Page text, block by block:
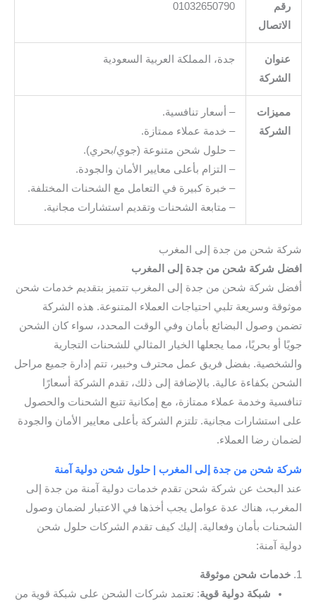
رقم
الاتصال
01032650790
عنوان
الشركة
جدة، المملكة العربية السعودية
مميزات
الشركة
– أسعار تنافسية.
– خدمة عملاء ممتازة.
– حلول شحن متنوعة (جوي/بحري).
– التزام بأعلى معايير الأمان والجودة.
– خبرة كبيرة في التعامل مع الشحنات المختلفة.
– متابعة الشحنات وتقديم استشارات مجانية.
شركة شحن من جدة إلى المغرب
افضل شركة شحن من جدة إلى المغرب
أفضل شركة شحن من جدة إلى المغرب تتميز بتقديم خدمات شحن
موثوقة وسريعة تلبي احتياجات العملاء المتنوعة. هذه الشركة
تضمن وصول البضائع بأمان وفي الوقت المحدد، سواء كان الشحن
جويًا أو بحريًا، مما يجعلها الخيار المثالي للشحنات التجارية
والشخصية. بفضل فريق عمل محترف وخبير، تتم إدارة جميع مراحل
الشحن بكفاءة عالية. بالإضافة إلى ذلك، تقدم الشركة أسعارًا
تنافسية وخدمة عملاء ممتازة، مع إمكانية تتبع الشحنات والحصول
على استشارات مجانية. تلتزم الشركة بأعلى معايير الأمان والجودة
لضمان رضا العملاء.
شركة شحن من جدة إلى المغرب | حلول شحن دولية آمنة
عند البحث عن شركة شحن تقدم خدمات دولية آمنة من جدة إلى
المغرب، هناك عدة عوامل يجب أخذها في الاعتبار لضمان وصول
الشحنات بأمان وفعالية. إليك كيف تقدم الشركات حلول شحن
دولية آمنة:
1. خدمات شحن موثوقة
شبكة دولية قوية: تعتمد شركات الشحن على شبكة قوية من